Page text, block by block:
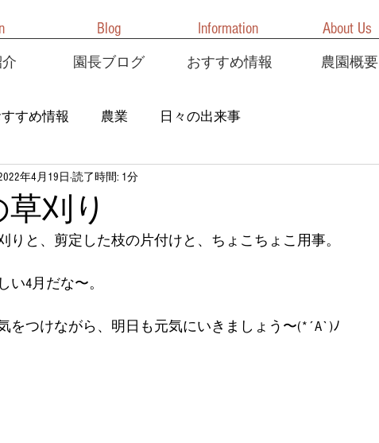
園長ブログ おすすめ情報 農園概要
About Us
Information
Blog
すめ情報 農業 日々の出来事
刈り
年4月19日 読了時間: 1分
りと、剪定した枝の片付けと、ちょこちょこ用事。
い4月だな〜。
をつけながら、明日も元気にいきましょう〜(*´A`)ﾉ